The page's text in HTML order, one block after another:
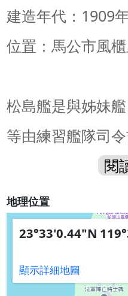
建造年代：1909
位置：馬公市風
松島艦是與姊妹
等由練習艦隊司
尉候補生（按：
170餘名分乘三艦
出發，前往南洋
程9,850餘浬，在
在馬公港時，由
閱
地理位置
23°33'0.44"N
顯示詳細地圖